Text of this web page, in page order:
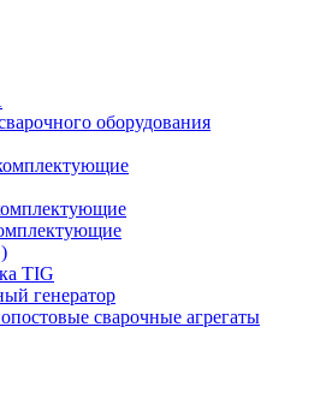
оборудования
TIG
генератор
сварочные агрегаты